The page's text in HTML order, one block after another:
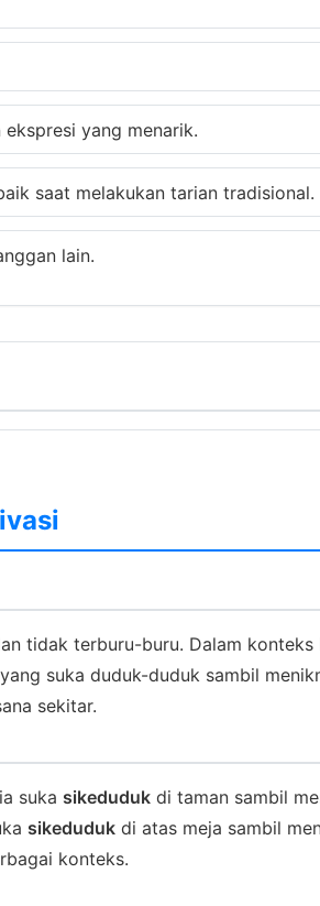
ekspresi yang menarik.
saat melakukan tarian tradisional.
lain.
tidak terburu-buru. Dalam
suka duduk-duduk sambil
sekitar.
suka sikeduduk di taman sambil
sikeduduk di atas meja sambil
konteks.